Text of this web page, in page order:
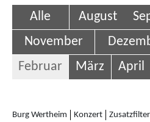
Alle August
November
Februar
März April
Burg Wertheim Konzert